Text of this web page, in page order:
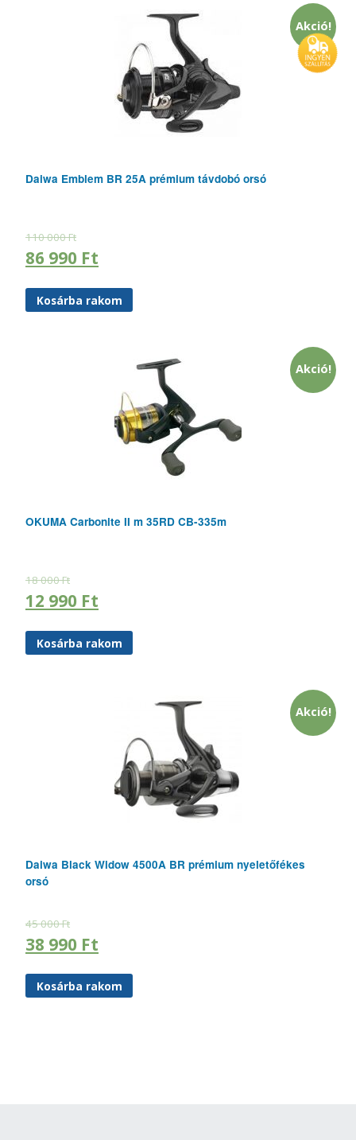
Akció!
Daiwa Emblem BR 25A prémium távdobó orsó
110 000Ft
86 990 Ft
Kosárba rakom
Akció!
OKUMA Carbonite II m 35RD CB-335m
18 000Ft
12 990 Ft
Kosárba rakom
Akció!
Daiwa Black Widow 4500A BR prémium nyeletőfékes
orsó
45 000Ft
38 990 Ft
Kosárba rakom